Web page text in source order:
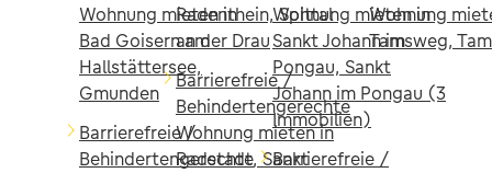
Wohnung mieten in
Bad Goisern am
Hallstättersee,
Gmunden
Barrierefreie /
Behindertengerechte
Radenthein, Spittal
an der Drau
Barrierefreie /
Behindertengerechte
Wohnung mieten in
Radstadt, Sankt
Wohnung mieten in
Sankt Johann im
Pongau, Sankt
Johann im Pongau (3
Immobilien)
Barrierefreie /
Wohnung
Tamsweg,